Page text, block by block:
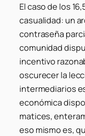
El caso de los
casualidad: un
contraseña
comunidad
incentivo
oscurecer la
intermediarios
económica
matices,
eso mismo es,